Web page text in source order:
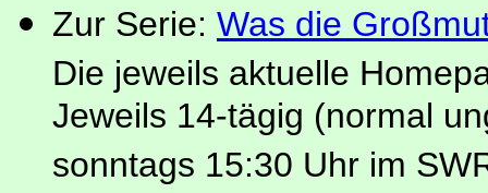
Zur Serie: Was die
Die jeweils aktuelle
Jeweils 14-tägig (normal
sonntags 15:30 Uhr im